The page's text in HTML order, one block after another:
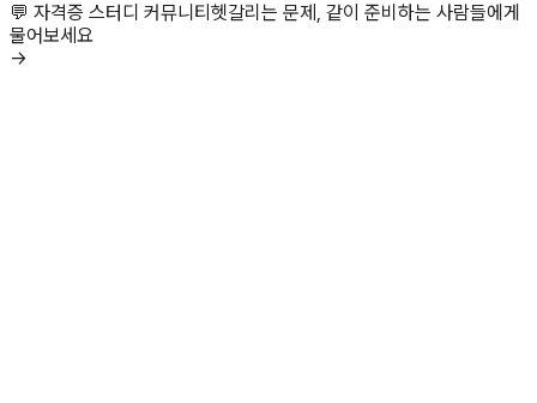
💬 자격증 스터디 커뮤니티헷갈리는 문제, 같이 준비하는 사람들에게
물어보세요
→